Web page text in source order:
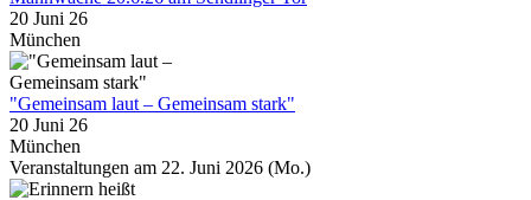
20 Juni 26
München
"Gemeinsam laut – Gemeinsam stark"
20 Juni 26
München
Veranstaltungen am 22. Juni 2026 (Mo.)